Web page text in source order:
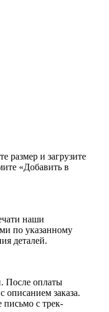
размер и загрузите
«Добавить в
наши
по указанному
деталей.
После оплаты
описанием заказа.
письмо с трек-